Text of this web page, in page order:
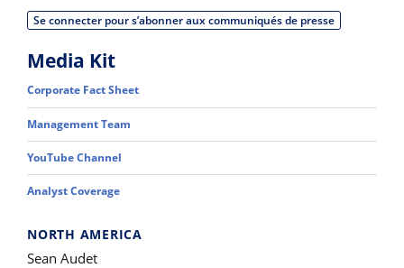
Se connecter pour s’abonner aux communiqués de presse
Media Kit
Corporate Fact Sheet
Management Team
YouTube Channel
Analyst Coverage
NORTH AMERICA
Sean Audet